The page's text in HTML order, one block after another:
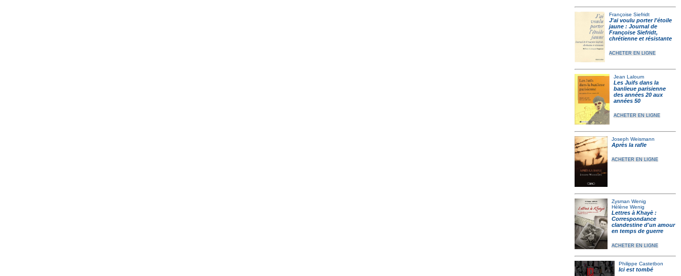
Françoise Siefridt
J'ai voulu porter l'étoile
jaune : Journal de
Françoise Siefridt,
chrétienne et résistante
ACHETER EN LIGNE
Jean Laloum
Les Juifs dans la
banlieue parisienne
des années 20 aux
années 50
ACHETER EN LIGNE
Joseph Weismann
Après la rafle
ACHETER EN LIGNE
Zysman Wenig
Hélène Wenig
Lettres à Khayè :
Correspondance
clandestine d'un amour
en temps de guerre
ACHETER EN LIGNE
Philippe Castetbon
Ici est tombé